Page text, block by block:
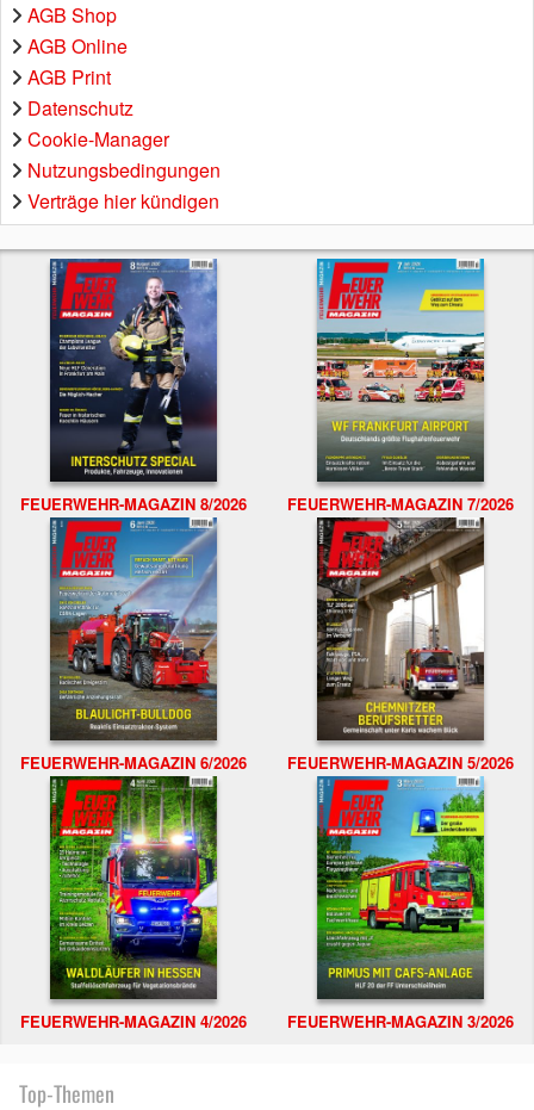
AGB Shop
AGB Online
AGB Print
Datenschutz
Cookie-Manager
Nutzungsbedingungen
Verträge hier kündigen
FEUERWEHR-MAGAZIN 8/2026 FEUERWEHR-MAGAZIN 7/2026
FEUERWEHR-MAGAZIN 6/2026 FEUERWEHR-MAGAZIN 5/2026
FEUERWEHR-MAGAZIN 4/2026 FEUERWEHR-MAGAZIN 3/2026
Top-Themen